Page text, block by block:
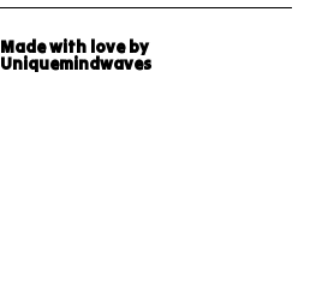
Made with love by
Uniquemindwaves